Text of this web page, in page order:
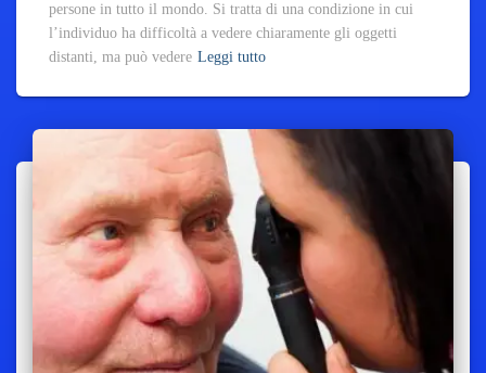
persone in tutto il mondo. Si tratta di una condizione in cui
l’individuo ha difficoltà a vedere chiaramente gli oggetti
distanti, ma può vedere Leggi tutto